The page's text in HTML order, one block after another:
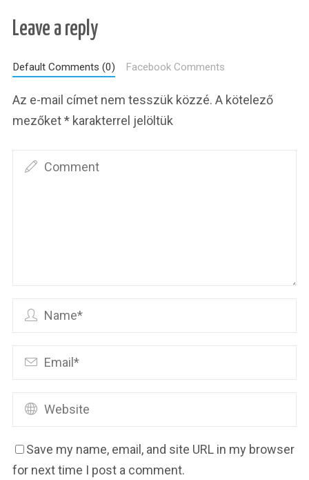
Leave a reply
Default Comments (0) Facebook Comments
Az e-mail címet nem tesszük közzé. A kötelező
mezőket* karakterrel jelöltük
Save my name, email, and site URL in my browser
for next time I post a comment.